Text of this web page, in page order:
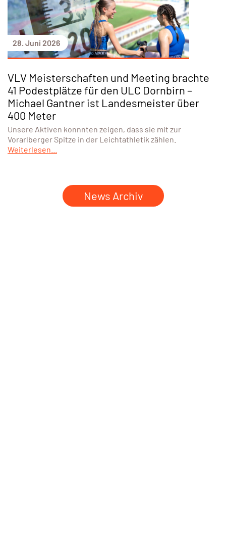
28. Juni 2026
VLV Meisterschaften und Meeting brachte
41 Podestplätze für den ULC Dornbirn –
Michael Gantner ist Landesmeister über
400 Meter
Unsere Aktiven konnnten zeigen, dass sie mit zur
Vorarlberger Spitze in der Leichtathletik zählen.
Weiterlesen...
News Archiv